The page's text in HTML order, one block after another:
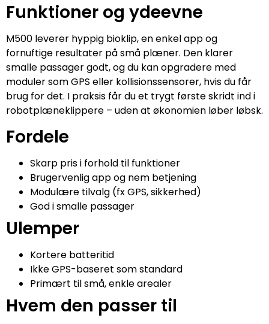
Funktioner og ydeevne
M500 leverer hyppig bioklip, en enkel app og
fornuftige resultater på små plæner. Den klarer
smalle passager godt, og du kan opgradere med
moduler som GPS eller kollisionssensorer, hvis du får
brug for det. I praksis får du et trygt første skridt ind i
robotplæneklippere – uden at økonomien løber løbsk.
Fordele
Skarp pris i forhold til funktioner
Brugervenlig app og nem betjening
Modulære tilvalg (fx GPS, sikkerhed)
God i smalle passager
Ulemper
Kortere batteritid
Ikke GPS-baseret som standard
Primært til små, enkle arealer
Hvem den passer til